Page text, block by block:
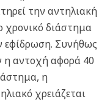
την αντηλιακή
χρονικό διάστημα
εφίδρωση. Συνήθως
η αντοχή αφορά 40
η
χρειάζεται